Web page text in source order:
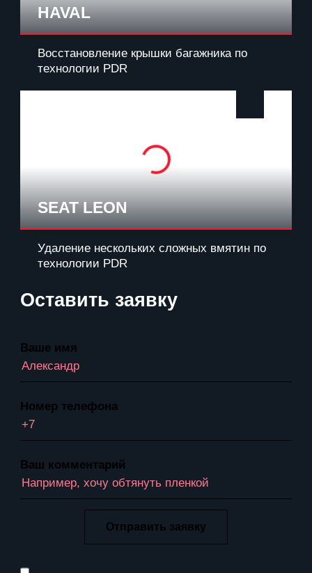
HAVAL
Восстановление крышки багажника по
технологии PDR
SEAT LEON
Удаление нескольких сложных вмятин по
технологии PDR
Оставить заявку
Ваше имя
Номер телефона
Ваш комментарий